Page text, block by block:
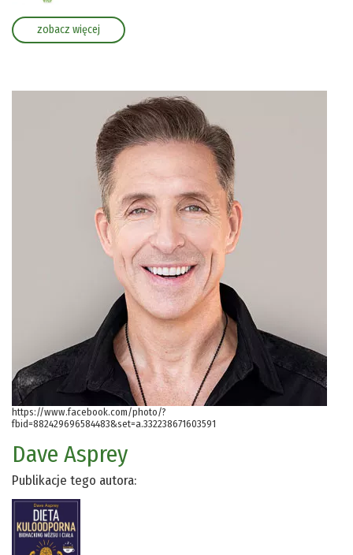
zobacz więcej
https://www.facebook.com/photo/?
fbid=882429696584483&set=a.332238671603591
Dave Asprey
Publikacje tego autora: